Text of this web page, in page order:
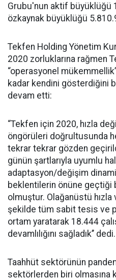
Grubu'nun aktif büyüklüğü
özkaynak büyüklüğü
Tekfen Holding Yönetim
2020 zorluklarına rağmen
“operasyonel
kadar kendini gösterdiğini
devam etti:
“Tekfen için 2020, hızla
öngörüleri doğrultusunda
tekrar tekrar gözden
günün şartlarıyla uyumlu
adaptasyon/değişim
beklentilerin önüne geçtiği
olmuştur. Olağanüstü
şekilde tüm sabit tesis ve
ortam yaratarak 18.444
devamlılığını sağladık’’ dedi.
Taahhüt sektörünün
sektörlerden biri olmasına